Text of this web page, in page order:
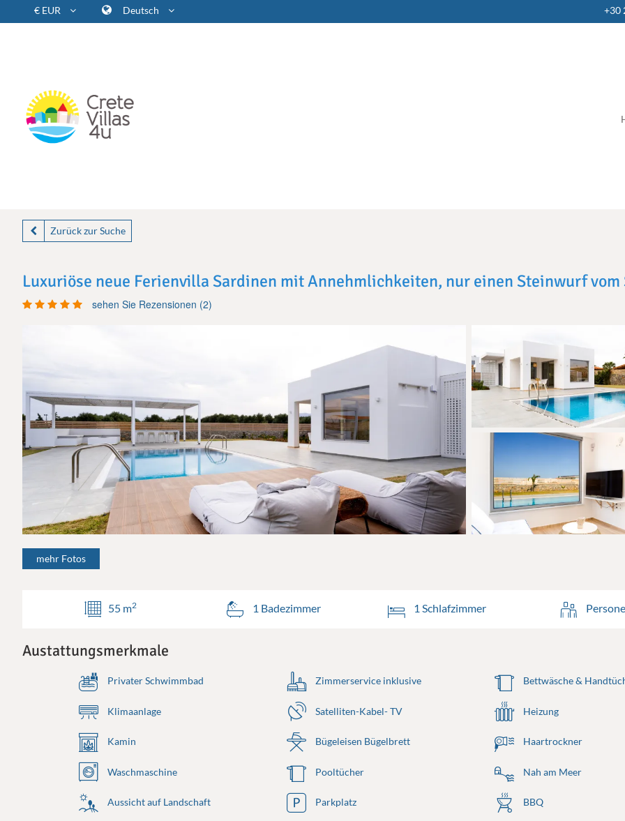
€ EUR Deutsch +30
Zurück zur Suche
Luxuriöse neue Ferienvilla Sardinen mit Annehmlichkeiten, nur einen Steinwurf
sehen Sie Rezensionen (2)
mehr Fotos
55 m2 1 Badezimmer 1 Schlafzimmer
Austattungsmerkmale
Privater Schwimmbad Zimmerservice inklusive Bettwäsche &
Klimaanlage Satelliten-Kabel- TV Heizung
Kamin Bügeleisen Bügelbrett Haartrockner
Waschmaschine Pooltücher Nah am Meer
Aussicht auf Landschaft Parkplatz BBQ